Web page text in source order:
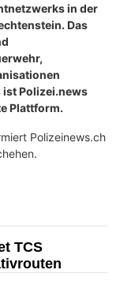
in der
Das
Polizei.news
Plattform.
Polizeinews.ch
TCS